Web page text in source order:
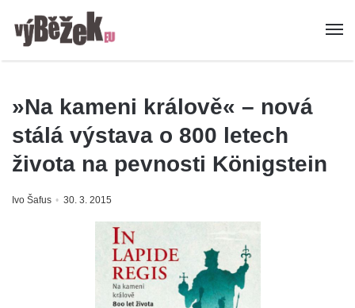
»Na kameni králově« – nová
stálá výstava o 800 letech
života na pevnosti Königstein
Ivo Šafus 30. 3. 2015